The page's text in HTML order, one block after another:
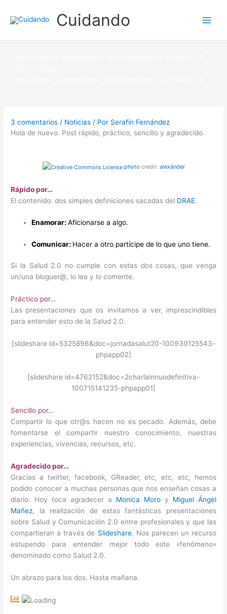
Cuidando
3 comentarios / Noticias / Por Serafín Fernández
Hola de nuevo. Post rápido, práctico, sencillo y agradecido.
photo credit: alexánder
Rápido por…
El contenido: dos simples definiciones sacadas del DRAE.
Enamorar:Aficionarse a algo.
Comunicar: Hacer a otro partícipe de lo que uno tiene.
Si la Salud 2.0 no cumple con estas dos cosas, que venga
un/una bloguer@, lo lea y lo comente.
Práctico por…
Las presentaciones que os invitamos a ver, imprescindibles
para entender esto de la Salud 2.0.
[slideshare id=5325896&doc=jornadasalut20-100930125543-
phpapp02]
[slideshare id=4762152&doc=2charlainnuodefinitiva-
100715141235-phpapp01]
Sencillo por…
Compartir lo que otr@s hacen no es pecado. Además, debe
fomentarse el compartir nuestro conocimiento, nuestras
experiencias, vivencias, recursos, etc.
Agradecido por…
Gracias a twitter, facebook, GReader, etc, etc, etc, hemos
podido conocer a muchas personas que nos enseñan cosas a
diario. Hoy toca agradecer a Monica Moro y Miguel Ángel
Mañez, la realización de estas fantásticas presentaciones
sobre Salud y Comunicación 2.0 entre profesionales y que las
compartieran a través de Slideshare. Nos parecen un recurso
estupendo para entender mejor todo este «fenómeno»
denominado como Salud 2.0.
Un abrazo para los dos. Hasta mañana.